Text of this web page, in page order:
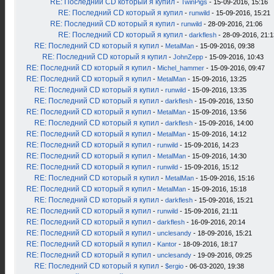
RE: Последний CD который я купил - TwinPigs - 15-09-2016, 15:16
RE: Последний CD который я купил - runwild - 15-09-2016, 15:21
RE: Последний CD который я купил - runwild - 28-09-2016, 21:06
RE: Последний CD который я купил - darkflesh - 28-09-2016,
RE: Последний CD который я купил - MetalMan - 15-09-2016, 09:38
RE: Последний CD который я купил - JohnZepp - 15-09-2016, 10:43
RE: Последний CD который я купил - Michel_hammer - 15-09-2016, 09:47
RE: Последний CD который я купил - MetalMan - 15-09-2016, 13:25
RE: Последний CD который я купил - runwild - 15-09-2016, 13:35
RE: Последний CD который я купил - darkflesh - 15-09-2016, 13:50
RE: Последний CD который я купил - MetalMan - 15-09-2016, 13:56
RE: Последний CD который я купил - darkflesh - 15-09-2016, 14:00
RE: Последний CD который я купил - MetalMan - 15-09-2016, 14:12
RE: Последний CD который я купил - runwild - 15-09-2016, 14:23
RE: Последний CD который я купил - MetalMan - 15-09-2016, 14:30
RE: Последний CD который я купил - runwild - 15-09-2016, 15:12
RE: Последний CD который я купил - MetalMan - 15-09-2016, 15:16
RE: Последний CD который я купил - MetalMan - 15-09-2016, 15:18
RE: Последний CD который я купил - darkflesh - 15-09-2016, 15:21
RE: Последний CD который я купил - runwild - 15-09-2016, 21:11
RE: Последний CD который я купил - darkflesh - 16-09-2016, 20:14
RE: Последний CD который я купил - unclesandy - 18-09-2016, 15:21
RE: Последний CD который я купил - Kantor - 18-09-2016, 18:17
RE: Последний CD который я купил - unclesandy - 19-09-2016, 09:25
RE: Последний CD который я купил - $ergio - 06-03-2020, 19:38